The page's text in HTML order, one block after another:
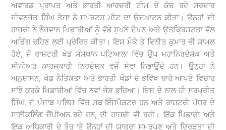
ਅਵਾਰਡ ਪ੍ਰਾਪਤ ਅਤੇ ਭਾਰਤੀ ਆਰਚਰੀ ਟੀਮ ਦੇ ਕੋਚ ਰਹੇ ਸਰਦਾਰ
ਜੀਵਨਜੋਤ ਸਿੰਘ ਤੇਜਾ ਨੇ ਸਪੋਰਟਸ ਮੀਟ ਦਾ ਉਦਘਾਟਨ ਕੀਤਾ। ਉਨ੍ਹਾਂ ਦੀ
ਹਾਜ਼ਰੀ ਨੇ ਨੌਜਵਾਨ ਖਿਡਾਰੀਆਂ ਨੂੰ ਵੱਡੇ ਸੁਪਨੇ ਦੇਖਣ ਅਤੇ ਉਤਕ੍ਰਿਸ਼ਟਤਾ ਵੱਲ
ਅਡਿੱਗ ਰਹਿਣ ਲਈ ਪ੍ਰੇਰਿਤ ਕੀਤਾ। ਇਸ ਮੌਕੇ ਤੇ ਵਿਨੀਤ ਕੁਮਾਰ ਵੀ ਸ਼ਾਮਲ
ਹੋਏ, ਜੋ ਰਾਸ਼ਟਰੀ ਖੇਡ ਸੰਸਥਾਨ ਪਟਿਆਲਾ ਵਿੱਚ ਉਪ ਮਹਾਨਿਰਦੇਸ਼ਕ ਅਤੇ
ਸੀਨੀਅਰ ਕਾਰਜਕਾਰੀ ਨਿਰਦੇਸ਼ਕ ਵਜੋਂ ਸੇਵਾ ਨਿਭਾਉਂਦੇ ਹਨ। ਉਨ੍ਹਾਂ ਨੇ
ਅਨੁਸ਼ਾਸਨ, ਖੇਡ ਨੈਤਿਕਤਾ ਅਤੇ ਭਾਰਤੀ ਖੇਡਾਂ ਦੇ ਭਵਿੱਖ ਬਾਰੇ ਆਪਣੇ ਵਿਚਾਰ
ਸਾਂਝੇ ਕਰਕੇ ਖਿਡਾਰੀਆਂ ਵਿੱਚ ਨਵਾਂ ਜੋਸ਼ ਭਰਿਆ। ਇਸ ਦੇ ਨਾਲ ਹੀ ਸਰਪ੍ਰੀਤ
ਸਿੰਘ, ਜੋ ਪੰਜਾਬ ਪੁਲਿਸ ਵਿੱਚ ਸਬ ਇੰਸਪੈਕਟਰ ਹਨ ਅਤੇ ਰਾਸ਼ਟਰੀ ਪੱਧਰ ਦੇ
ਸਾਈਕਲਿੰਗ ਚੈਂਪੀਅਨ ਰਹੇ ਹਨ, ਦੀ ਹਾਜ਼ਰੀ ਵੀ ਰਹੀ। ਇੱਕ ਖਿਡਾਰੀ ਅਤੇ
ਇਕ ਅਧਿਕਾਰੀ ਦੇ ਤੌਰ ‘ਤੇ ਉਨ੍ਹਾਂ ਦੀ ਯਾਤਰਾ ਸਮਰਪਣ ਅਤੇ ਦ੍ਰਿੜਤਾ ਦੀ